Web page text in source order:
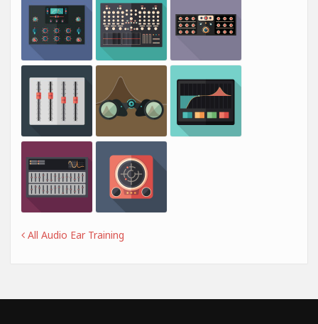
All Audio Ear Training